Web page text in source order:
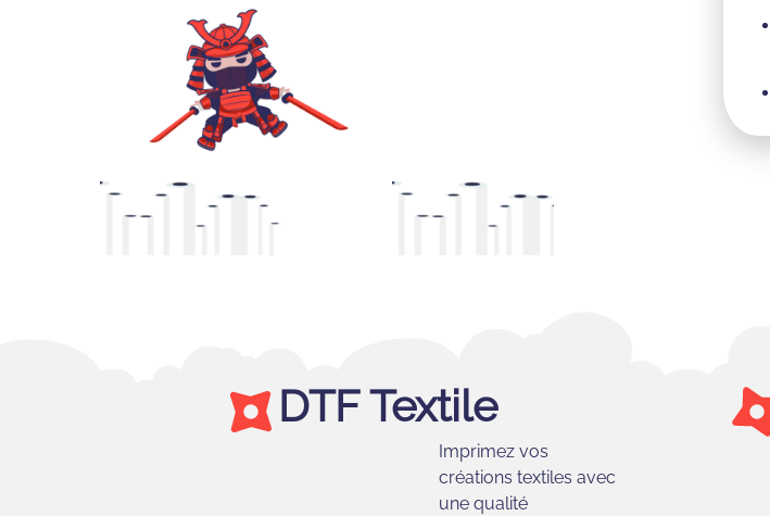
DTF Textile
Imprimez vos
créations textiles avec
une qualité